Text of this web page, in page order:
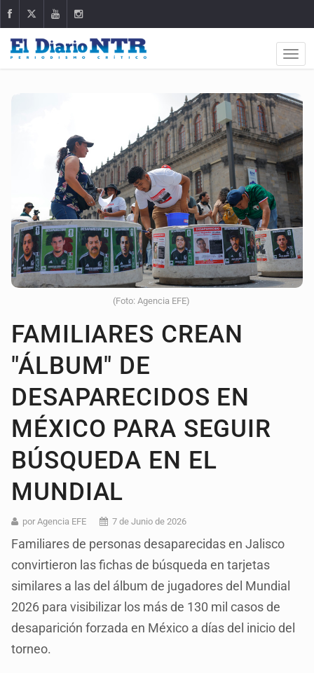
(Foto: Agencia EFE)
FAMILIARES CREAN
"ÁLBUM" DE
DESAPARECIDOS EN
MÉXICO PARA SEGUIR
BÚSQUEDA EN EL
MUNDIAL
por Agencia EFE 7 de Junio de 2026
Familiares de personas desaparecidas en Jalisco
convirtieron las fichas de búsqueda en tarjetas
similares a las del álbum de jugadores del Mundial
2026 para visibilizar los más de 130 mil casos de
desaparición forzada en México a días del inicio del
torneo.